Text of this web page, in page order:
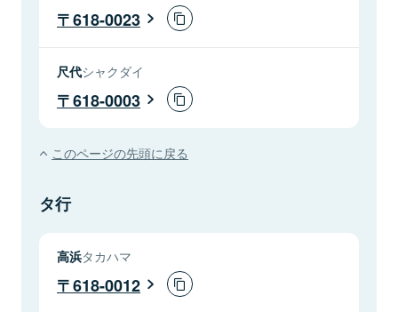
618-0023
尺代シャクダイ
618-0003
このページの先頭に戻る
タ行
高浜タカハマ
618-0012